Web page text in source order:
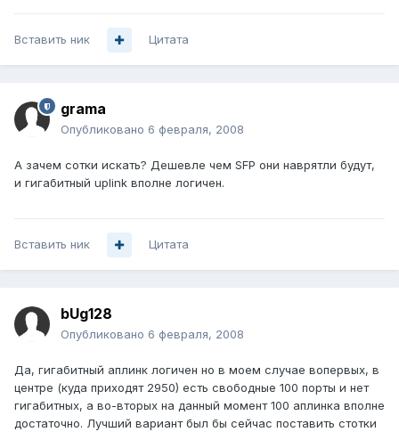
Вставить ник Цитата
grama
Опубликовано 6 февраля, 2008
А зачем сотки искать? Дешевле чем SFP они наврятли будут,
и гигабитный uplink вполне логичен.
Вставить ник Цитата
bUg128
Опубликовано 6 февраля, 2008
Да, гигабитный аплинк логичен но в моем случае вопервых, в
центре (куда приходят 2950) есть свободные 100 порты и нет
гигабитных, а во-вторых на данный момент 100 аплинка вполне
достаточно. Лучший вариант был бы сейчас поставить стотки